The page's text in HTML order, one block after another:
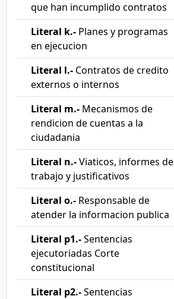
que han incumplido contratos
Literal k.- Planes y programas
en ejecucion
Literal l.- Contratos de credito
externos o internos
Literal m.- Mecanismos de
rendicion de cuentas a la
ciudadania
Literal n.-Viaticos, informes de
trabajo y justificativos
Literal o.- Responsable de
atender la informacion publica
Literal p1.-Sentencias
ejecutoriadas Corte
constitucional
Literal p2.-Sentencias